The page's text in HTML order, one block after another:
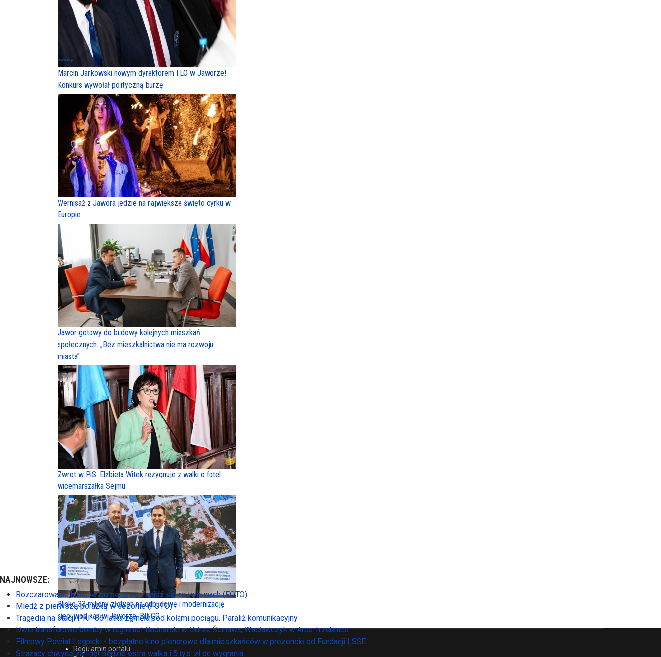
Marcin Jankowski nowym dyrektorem I LO w Jaworze!
Konkurs wywołał polityczną burzę
Wernisaż z Jawora jedzie na największe święto cyrku w
Europie
Jawor gotowy do budowy kolejnych mieszkań
społecznych. „Bez mieszkalnictwa nie ma rozwoju
miasta”
Zwrot w PiS. Elżbieta Witek rezygnuje z walki o fotel
wicemarszałka Sejmu
Blisko 33 miliony złotych na odbudowę i modernizację
sieci wod-kan w Jaworze. BINGO
Regulamin portalu
NAJNOWSZE:
Rozczarowanie kibiców po porażce. Znajdź się na trybunach (FOTO)
Miedź z pierwszą porażką w sezonie (FOTO)
Tragedia na stacji PKP. 86-latka zginęła pod kołami pociągu. Paraliż komunikacyjny
Dwie transferowe bomby w regionie! Bednarski w Odrze Ścinawa, Wacławczyk w Arce Trzebnice
Filmowy Powiat Legnicki - bezpłatne kino plenerowe dla mieszkańców w prezencie od Fundacji LSSE
Strażacy chwycą za linę! Będzie ostra walka i 5 tys. zł do wygrania